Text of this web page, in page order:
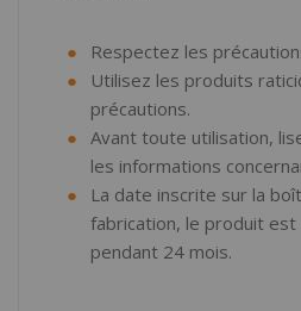
Respectez les
Utilisez les produits
précautions.
Avant toute utilisation,
les informations
La date inscrite sur la
fabrication, le produit est
pendant 24 mois.